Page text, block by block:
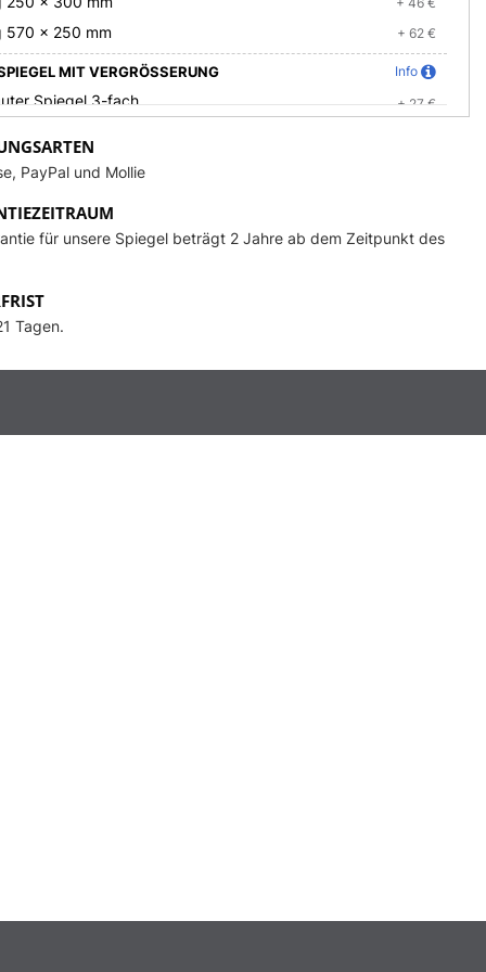
570 x 250 mm + 62 €
MIT VERGRÖSSERUNG Info
Spiegel 3-fach + 27 €
Spiegel 3-fach mit Beleuchtung
(DIMMER)
UHR
+ 52 €
die Logogröße an + 50 €
PayPal und Mollie
für unsere Spiegel beträgt 2 Jahre ab dem Zeitpunkt des
Tagen.